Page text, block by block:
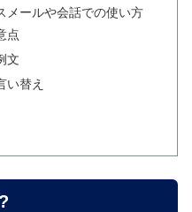
メールや会話での使い方
点
文
い替え